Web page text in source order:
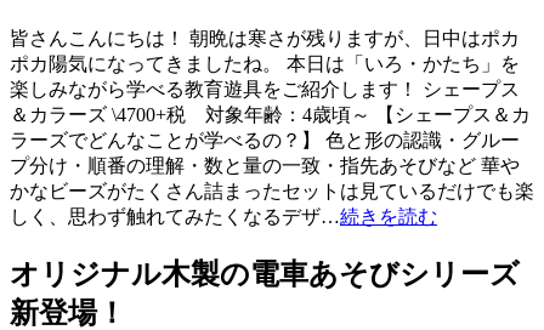
皆さんこんにちは！ 朝晩は寒さが残りますが、日中はポカ
ポカ陽気になってきましたね。 本日は「いろ・かたち」を
楽しみながら学べる教育遊具をご紹介します！ シェープス
＆カラーズ \4700+税 対象年齢：4歳頃～ 【シェープス＆カ
ラーズでどんなことが学べるの？】 色と形の認識・グルー
プ分け・順番の理解・数と量の一致・指先あそびなど 華や
かなビーズがたくさん詰まったセットは見ているだけでも楽
しく、思わず触れてみたくなるデザ…続きを読む
オリジナル木製の電車あそびシリーズ
新登場！